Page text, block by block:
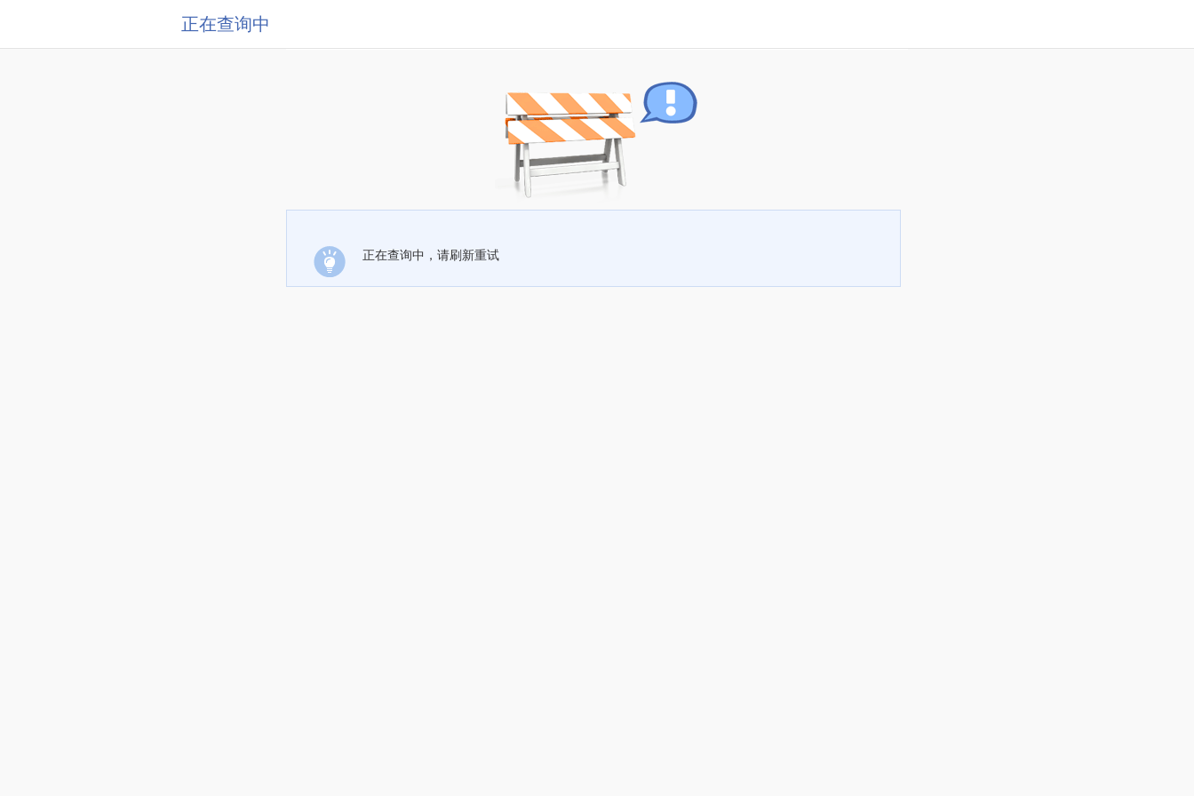
正在查询中
正在查询中，请刷新重试